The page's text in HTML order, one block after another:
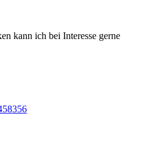
kann ich bei Interesse gerne